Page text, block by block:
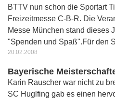
BTTV nun schon die Sportart
Freizeitmesse C-B-R. Die
Messe München stand dieses
"Spenden und Spaß".Für den
20.02.2008
Bayerische
Karin Rauscher war nicht zu
SC Huglfing gab es einen